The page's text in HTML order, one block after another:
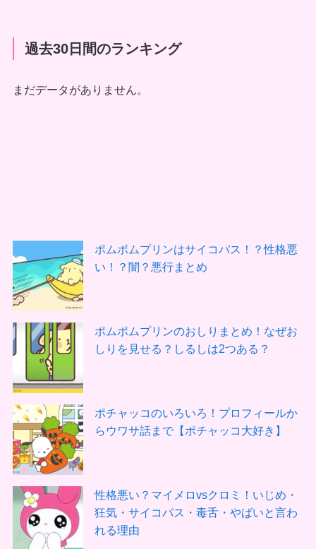
過去30日間のランキング
まだデータがありません。
ポムポムプリンはサイコパス！？性格悪
い！？闇？悪行まとめ
ポムポムプリンのおしりまとめ！なぜお
しりを見せる？しるしは2つある？
ポチャッコのいろいろ！プロフィールか
らウワサ話まで【ポチャッコ大好き】
性格悪い？マイメロvsクロミ！いじめ・
狂気・サイコパス・毒舌・やばいと言わ
れる理由